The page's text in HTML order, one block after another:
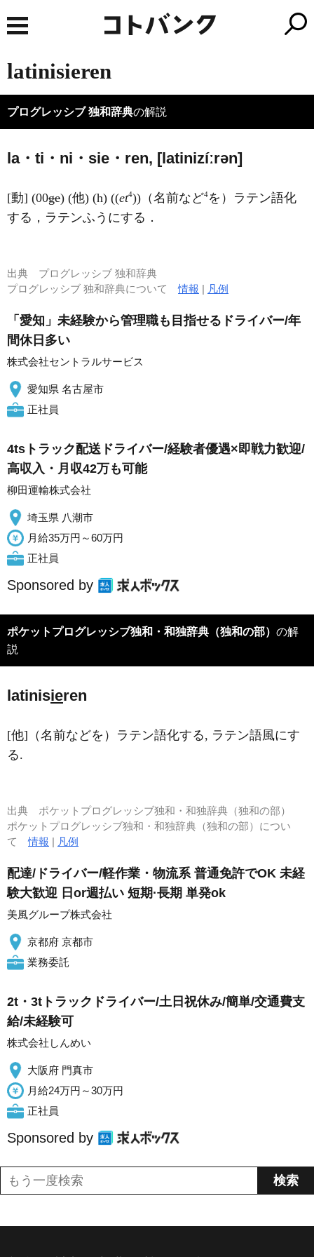
latinisieren
プログレッシブ 独和辞典の解説
la・ti・ni・sie・ren, [latinizíːrən]
[動] (00ge) (他) (h) ((et4))（名前など4を）ラテン語化
する，ラテンふうにする．
出典 プログレッシブ 独和辞典
プログレッシブ 独和辞典について情報 | 凡例
「愛知」未経験から管理職も目指せるドライバー/年
間休日多い
株式会社セントラルサービス
愛知県 名古屋市
正社員
4tsトラック配送ドライバー/経験者優遇×即戦力歓迎/
高収入・月収42万も可能
柳田運輸株式会社
埼玉県 八潮市
月給35万円～60万円
正社員
Sponsored by
ポケットプログレッシブ独和・和独辞典（独和の部） の解
説
latinisieren
[他]（名前などを）ラテン語化する, ラテン語風にす
る.
出典 ポケットプログレッシブ独和・和独辞典（独和の部）
ポケットプログレッシブ独和・和独辞典（独和の部）につい
て情報 | 凡例
配達/ドライバー/軽作業・物流系 普通免許でOK 未経
験大歓迎 日or週払い 短期·長期 単発ok
美風グループ株式会社
京都府 京都市
業務委託
2t・3tトラックドライバー/土日祝休み/簡単/交通費支
給/未経験可
株式会社しんめい
大阪府 門真市
月給24万円～30万円
正社員
Sponsored by